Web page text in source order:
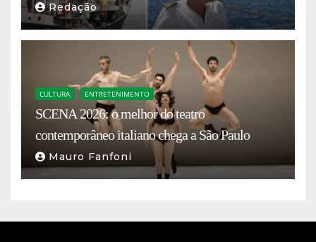
Redação
CULTURA ENTRETENIMENTO
SCENA 2026: o melhor do teatro
contemporâneo italiano chega a São Paulo
Mauro Fanfoni